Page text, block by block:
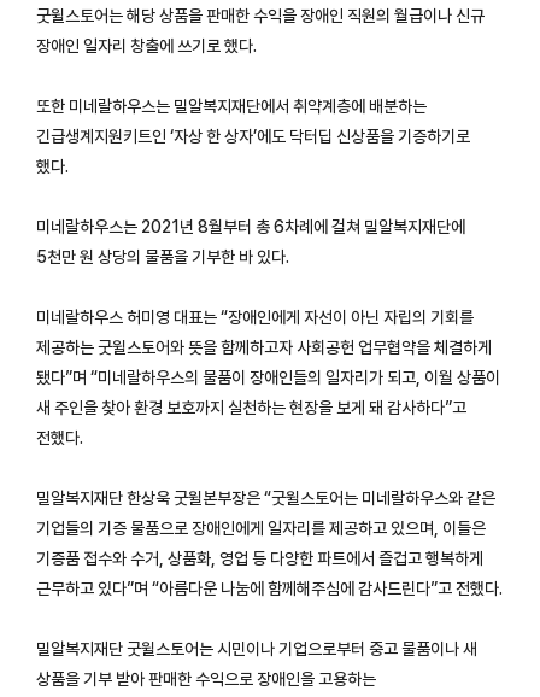
굿윌스토어는 해당 상품을 판매한 수익을 장애인 직원의 월급이나 신규
장애인 일자리 창출에 쓰기로 했다.
또한 미네랄하우스는 밀알복지재단에서 취약계층에 배분하는
긴급생계지원키트인 ‘자상 한 상자’에도 닥터딥 신상품을 기증하기로
했다.
미네랄하우스는 2021년 8월부터 총 6차례에 걸쳐 밀알복지재단에
5천만 원 상당의 물품을 기부한 바 있다.
미네랄하우스 허미영 대표는 “장애인에게 자선이 아닌 자립의 기회를
제공하는 굿윌스토어와 뜻을 함께하고자 사회공헌 업무협약을 체결하게
됐다”며 “미네랄하우스의 물품이 장애인들의 일자리가 되고, 이월 상품이
새 주인을 찾아 환경 보호까지 실천하는 현장을 보게 돼 감사하다”고
전했다.
밀알복지재단 한상욱 굿윌본부장은 “굿윌스토어는 미네랄하우스와 같은
기업들의 기증 물품으로 장애인에게 일자리를 제공하고 있으며, 이들은
기증품 접수와 수거, 상품화, 영업 등 다양한 파트에서 즐겁고 행복하게
근무하고 있다”며 “아름다운 나눔에 함께해주심에 감사드린다”고 전했다.
밀알복지재단 굿윌스토어는 시민이나 기업으로부터 중고 물품이나 새
상품을 기부 받아 판매한 수익으로 장애인을 고용하는